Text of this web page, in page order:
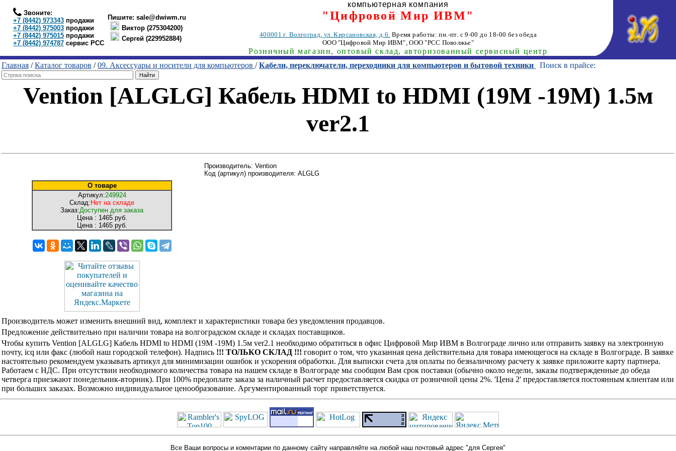
Звоните:
+7 (8442) 973343 продажи
+7 (8442) 975003 продажи
+7 (8442) 975015 продажи
+7 (8442) 974787 сервис РСС
Пишите: sale@dwiwm.ru
Виктор (275304200)
Сергей (229952884)
компьютерная компания
"Цифровой Мир ИВМ"
400001г. Волгоград, ул. Кирсановская, д.6. Время работы: пн.-пт. с 9-00 до 18-00 без обеда
ООО "Цифровой Мир ИВМ", ООО "РСС Поволжье"
Розничный магазин, оптовый склад, авторизованный сервисный центр
Главная /Каталог товаров /09. Аксессуары и носители для компьютеров /Кабели, переключатели, переходники для компьютеров и бытовой техники Поиск в прайсе:
Vention [ALGLG] Кабель HDMI to HDMI (19M -19M) 1.5м
ver2.1
О товаре
Артикул:249924
Склад: Нет на складе
Заказ:Доступен для заказа
Цена : 1465 руб.
Цена : 1465 руб.
Производитель: Vention
Код (артикул) производителя: ALGLG
Производитель может изменить внешний вид, комплект и характеристики товара без уведомления продавцов.
Предложение действительно при наличии товара на волгоградском складе и складах поставщиков.
Чтобы купить Vention [ALGLG] Кабель HDMI to HDMI (19M -19M) 1.5м ver2.1 необходимо обратиться в офис Цифровой Мир ИВМ в Волгограде лично или отправить заявку на электронную
почту, icq или факс (любой наш городской телефон). Надпись !!! ТОЛЬКО СКЛАД !!! говорит о том, что указанная цена действительна для товара имеющегося на складе в Волгограде. В заявке
настоятельно рекомендуем указывать артикул для минимизации ошибок и ускорения обработки. Для выписки счета для оплаты по безналичному расчету к заявке приложите карту партнера.
Работаем с НДС. При отсутствии необходимого количества товара на нашем складе в Волгограде мы сообщим Вам срок поставки (обычно около недели, заказы подтвержденные до обеда
четверга приезжают понедельник-вторник). При 100% предоплате заказа за наличный расчет предоставляется скидка от розничной цены 2%. 'Цена 2' предоставляется постоянным клиентам или
при больших заказах. Возможно индивидуальное ценообразование. Аргументированный торг приветствуется.
Все Ваши вопросы и коментарии по данному сайту направляйте на любой наш почтовый адрес "для Сергея"